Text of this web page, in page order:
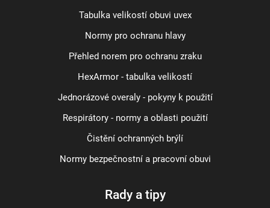
Tabulka velikostí obuvi uvex
Normy pro ochranu hlavy
Přehled norem pro ochranu zraku
HexArmor - tabulka velikostí
Jednorázové overaly - pokyny k použití
Respirátory - normy a oblasti použití
Čistění ochranných brýlí
Normy bezpečnostní a pracovní obuvi
Rady a tipy